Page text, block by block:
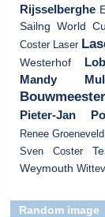
Rijsselberghe
Sailng World
Coster
Laser
Westerhof
Mandy
Bouwmeester
Pieter-Jan
Renee Groeneveld
Sven Coster
Weymouth
Random image